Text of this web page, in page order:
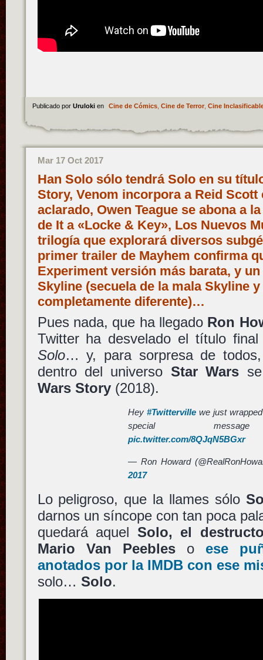
Publicado por Uruloki en Cine de Cómics, Cine de Terror, Cine
Mar 17 Oct 2017
Han Solo sólo tendrá Solo en su
Story, Venom incorpora a Reid Scott
aclarado, Owen Teague se abona a
de It a «Locke & Key», Los Nuevos
trilogía que explorará diversos
primer trailer de Mayhem confirma
Experiment versión más barata, y
Skyline (secuela de la mala Skyline
completamente diferente)…
Pues nada, que ha llegado Ron
Twitter ha desvelado el título
Solo… y, para sorpresa de
dentro del universo Star Wars
Wars Story(2018).
Hey #Twittervillewe just
special
pic.twitter.com/8QJqN5BGxr
— Ron Howard
2017
Lo peligroso, que la llames sólo
darnos un síncope con tan poca
quedará aquel Solo, el
Mario Van Peebleso ese
anotados por la IMDB con ese
solo… Solo.